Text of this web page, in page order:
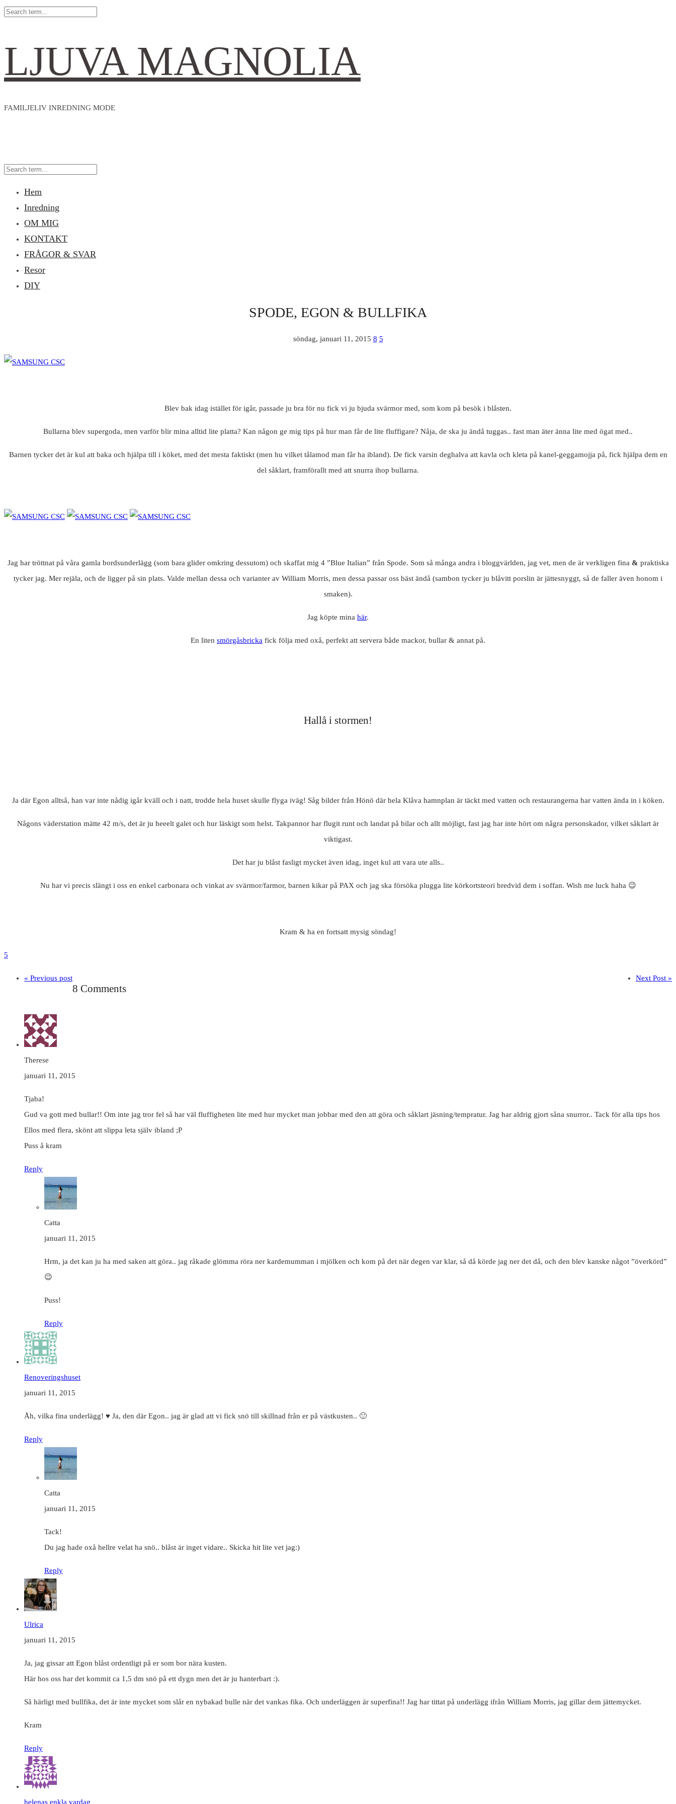
LJUVA MAGNOLIA
FAMILJELIV INREDNING MODE
Hem
Inredning
OM MIG
KONTAKT
FRÅGOR & SVAR
Resor
DIY
SPODE, EGON & BULLFIKA
söndag, januari 11, 2015 8 5
Blev bak idag istället för igår, passade ju bra för nu fick vi ju bjuda svärmor med, som kom på besök i blåsten.
Bullarna blev supergoda, men varför blir mina alltid lite platta? Kan någon ge mig tips på hur man får de lite fluffigare? Nåja, de ska ju ändå tuggas.. fast man äter änna lite med ögat med..
Barnen tycker det är kul att baka och hjälpa till i köket, med det mesta faktiskt (men hu vilket tålamod man får ha ibland). De fick varsin deghalva att kavla och kleta på kanel-geggamojja på, fick hjälpa dem en
del såklart, framförallt med att snurra ihop bullarna.
Jag har tröttnat på våra gamla bordsunderlägg (som bara glider omkring dessutom) och skaffat mig 4 ”Blue Italian” från Spode. Som så många andra i bloggvärlden, jag vet, men de är verkligen fina & praktiska
tycker jag. Mer rejäla, och de ligger på sin plats. Valde mellan dessa och varianter av William Morris, men dessa passar oss bäst ändå (sambon tycker ju blåvitt porslin är jättesnyggt, så de faller även honom i
smaken).
Jag köpte mina här.
En liten smörgåsbricka fick följa med oxå, perfekt att servera både mackor, bullar & annat på.
Hallå i stormen!
Ja där Egon alltså, han var inte nådig igår kväll och i natt, trodde hela huset skulle flyga iväg! Såg bilder från Hönö där hela Klåva hamnplan är täckt med vatten och restaurangerna har vatten ända in i köken.
Någons väderstation mätte 42 m/s, det är ju heeelt galet och hur läskigt som helst. Takpannor har flugit runt och landat på bilar och allt möjligt, fast jag har inte hört om några personskador, vilket såklart är
viktigast.
Det har ju blåst fasligt mycket även idag, inget kul att vara ute alls..
Nu har vi precis slängt i oss en enkel carbonara och vinkat av svärmor/farmor, barnen kikar på PAX och jag ska försöka plugga lite körkortsteori bredvid dem i soffan. Wish me luck haha 😉
Kram & ha en fortsatt mysig söndag!
5
« Previous post Next Post »
8 Comments
Therese
januari 11, 2015
Tjaba!
Gud va gott med bullar!! Om inte jag tror fel så har väl fluffigheten lite med hur mycket man jobbar med den att göra och såklart jäsning/tempratur. Jag har aldrig gjort såna snurror.. Tack för alla tips hos
Ellos med flera, skönt att slippa leta själv ibland ;P
Puss å kram
Reply
Catta
januari 11, 2015
Hrm, ja det kan ju ha med saken att göra.. jag råkade glömma röra ner kardemumman i mjölken och kom på det när degen var klar, så då körde jag ner det då, och den blev kanske något ”överkörd”
😉
Puss!
Reply
Renoveringshuset
januari 11, 2015
Åh, vilka fina underlägg! ♥ Ja, den där Egon.. jag är glad att vi fick snö till skillnad från er på västkusten.. 🙂
Reply
Catta
januari 11, 2015
Tack!
Du jag hade oxå hellre velat ha snö.. blåst är inget vidare.. Skicka hit lite vet jag:)
Reply
Ulrica
januari 11, 2015
Ja, jag gissar att Egon blåst ordentligt på er som bor nära kusten.
Här hos oss har det kommit ca 1,5 dm snö på ett dygn men det är ju hanterbart :).
Så härligt med bullfika, det är inte mycket som slår en nybakad bulle när det vankas fika. Och underläggen är superfina!! Jag har tittat på underlägg ifrån William Morris, jag gillar dem jättemycket.
Kram
Reply
helenas enkla vardag